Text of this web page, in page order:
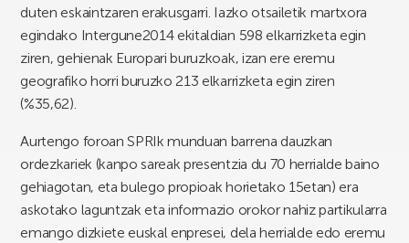
duten eskaintzaren erakusgarri. Iazko otsailetik martxora
egindako Intergune2014 ekitaldian 598 elkarrizketa egin
ziren, gehienak Europari buruzkoak, izan ere eremu
geografiko horri buruzko 213 elkarrizketa egin ziren
(%35,62).
Aurtengo foroan SPRIk munduan barrena dauzkan
ordezkariek (kanpo sareak presentzia du 70 herrialde baino
gehiagotan, eta bulego propioak horietako 15etan) era
askotako laguntzak eta informazio orokor nahiz partikularra
emango dizkiete euskal enpresei, dela herrialde edo eremu